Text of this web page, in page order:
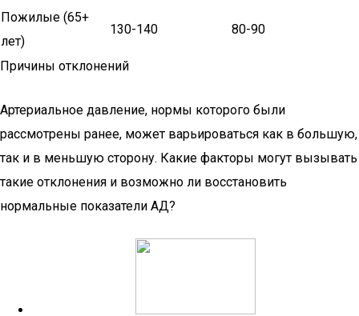
Пожилые (65+
лет)
130-140 80-90
Причины отклонений
Артериальное давление, нормы которого были
рассмотрены ранее, может варьироваться как в большую,
так и в меньшую сторону. Какие факторы могут вызывать
такие отклонения и возможно ли восстановить
нормальные показатели АД?